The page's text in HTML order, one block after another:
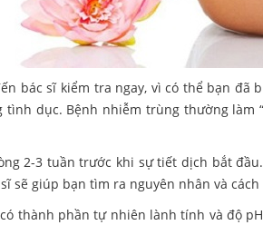
bác sĩ kiểm tra ngay, vì có thể bạn đã
dục. Bệnh nhiễm trùng thường làm
2-3 tuần trước khi sự tiết dịch bắt
sẽ giúp bạn tìm ra nguyên nhân và
thành phần tự nhiên lành tính và độ